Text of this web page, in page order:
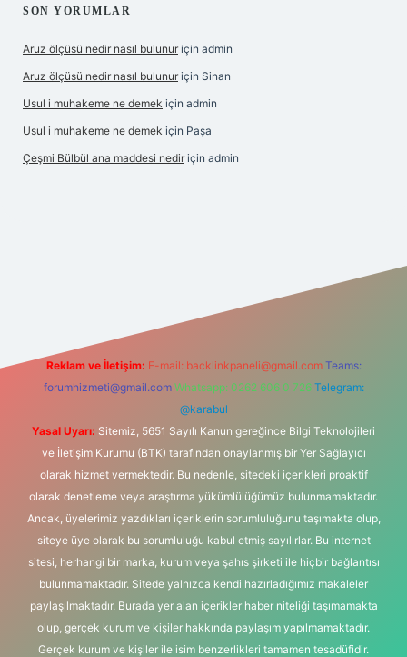
SON YORUMLAR
Aruz ölçüsü nedir nasıl bulunur için admin
Aruz ölçüsü nedir nasıl bulunur için Sinan
Usul i muhakeme ne demek için admin
Usul i muhakeme ne demek için Paşa
Çeşmi Bülbül ana maddesi nedir için admin
Reklam ve İletişim: E-mail: backlinkpaneli@gmail.com Teams:
forumhizmeti@gmail.com Whatsapp: 0262 606 0 726 Telegram:
@karabul
Yasal Uyarı: Sitemiz, 5651 Sayılı Kanun gereğince Bilgi Teknolojileri
ve İletişim Kurumu (BTK) tarafından onaylanmış bir Yer Sağlayıcı
olarak hizmet vermektedir. Bu nedenle, sitedeki içerikleri proaktif
olarak denetleme veya araştırma yükümlülüğümüz bulunmamaktadır.
Ancak, üyelerimiz yazdıkları içeriklerin sorumluluğunu taşımakta olup,
siteye üye olarak bu sorumluluğu kabul etmiş sayılırlar. Bu internet
sitesi, herhangi bir marka, kurum veya şahıs şirketi ile hiçbir bağlantısı
bulunmamaktadır. Sitede yalnızca kendi hazırladığımız makaleler
paylaşılmaktadır. Burada yer alan içerikler haber niteliği taşımamakta
olup, gerçek kurum ve kişiler hakkında paylaşım yapılmamaktadır.
Gerçek kurum ve kişiler ile isim benzerlikleri tamamen tesadüfidir.